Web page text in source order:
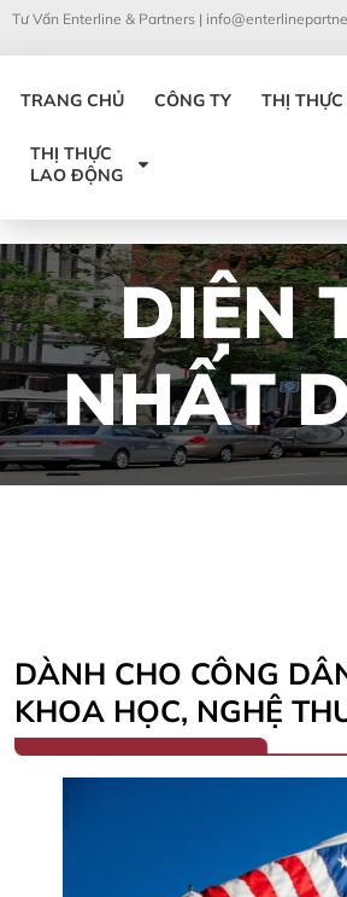
Tư Vấn Enterline & Partners |
TRANG CHỦ CÔNG TY THỊ
THỊ THỰC
LAO ĐỘNG
DIỆN
NHẤT
DÀNH CHO CÔNG
KHOA HỌC, NGHỆ